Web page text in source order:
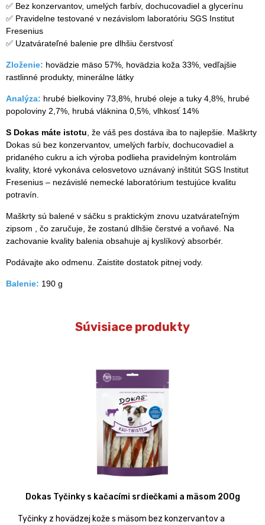
✅ Bez konzervantov, umelých farbív, dochucovadiel a glycerínu
✅ Pravidelne testované v nezávislom laboratóriu SGS Institut
Fresenius
✅ Uzatvárateľné balenie pre dlhšiu čerstvosť
Zloženie: hovädzie mäso 57%, hovädzia koža 33%, vedľajšie
rastlinné produkty, minerálne látky
Analýza: hrubé bielkoviny 73,8%, hrubé oleje a tuky 4,8%, hrubé
popoloviny 2,7%, hrubá vláknina 0,5%, vlhkosť 14%
S Dokas máte istotu , že váš pes dostáva iba to najlepšie. Maškrty
Dokas sú bez konzervantov, umelých farbív, dochucovadiel a
pridaného cukru a ich výroba podlieha pravidelným kontrolám
kvality, ktoré vykonáva celosvetovo uznávaný inštitút SGS Institut
Fresenius – nezávislé nemecké laboratórium testujúce kvalitu
potravín.
Maškrty sú balené v sáčku s praktickým znovu uzatvárateľným
zipsom , čo zaručuje, že zostanú dlhšie čerstvé a voňavé. Na
zachovanie kvality balenia obsahuje aj kyslíkový absorbér.
Podávajte ako odmenu. Zaistite dostatok pitnej vody.
Balenie: 190 g
Súvisiace produkty
Dokas Tyčinky s kačacími srdiečkami a mäsom 200g
Tyčinky z hovädzej kože s mäsom bez konzervantov a